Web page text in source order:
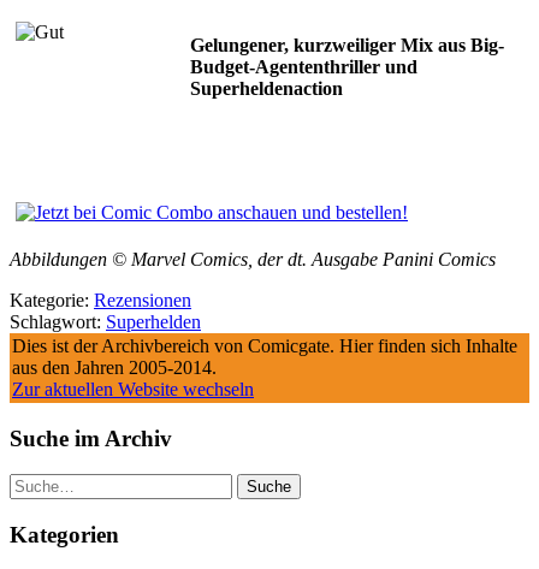
Gelungener, kurzweiliger Mix aus Big-
Budget-Agententhriller und
Superheldenaction
Abbildungen © Marvel Comics, der dt. Ausgabe Panini Comics
Kategorie: Rezensionen
Schlagwort: Superhelden
Dies ist der Archivbereich von Comicgate. Hier finden sich Inhalte
aus den Jahren 2005-2014.
Zur aktuellen Website wechseln
Suche im Archiv
Suche
Kategorien